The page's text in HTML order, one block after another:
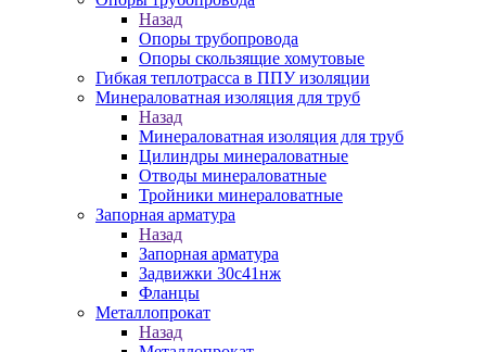
Назад
Опоры трубопровода
Опоры скользящие хомутовые
Гибкая теплотрасса в ППУ изоляции
Минераловатная изоляция для труб
Назад
Минераловатная изоляция для труб
Цилиндры минераловатные
Отводы минераловатные
Тройники минераловатные
Запорная арматура
Назад
Запорная арматура
Задвижки 30с41нж
Фланцы
Металлопрокат
Назад